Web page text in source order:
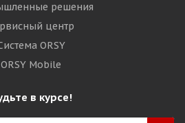
решения
центр
ORSY
ORSY Mobile
в курсе!